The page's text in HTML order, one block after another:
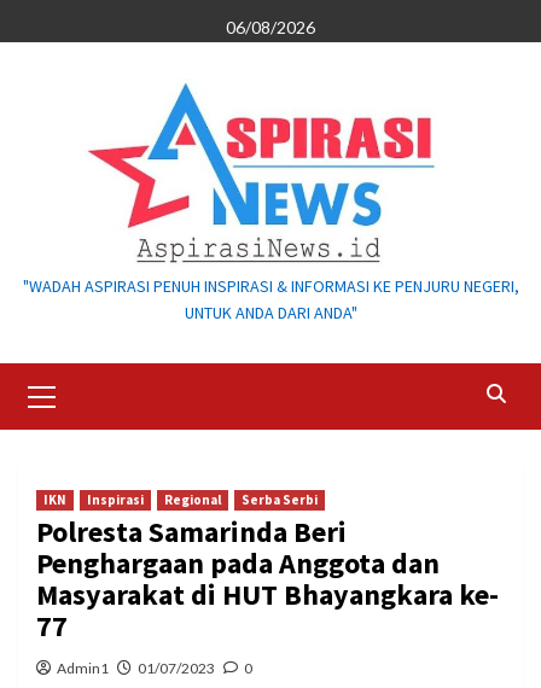
to
06/08/2026
"WADAH ASPIRASI PENUH INSPIRASI & INFORMASI KE PENJURU NEGERI,
UNTUK ANDA DARI ANDA"
Menu
IKN Inspirasi Regional Serba Serbi
Polresta Samarinda Beri
Penghargaan pada Anggota dan
Masyarakat di HUT Bhayangkara ke-
77
Admin1 01/07/2023 0